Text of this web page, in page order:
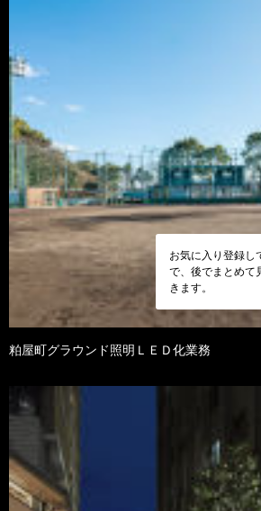
お気に入り登録し
で、後でまとめて
きます。
粕屋町グラウンド照明ＬＥＤ化業務